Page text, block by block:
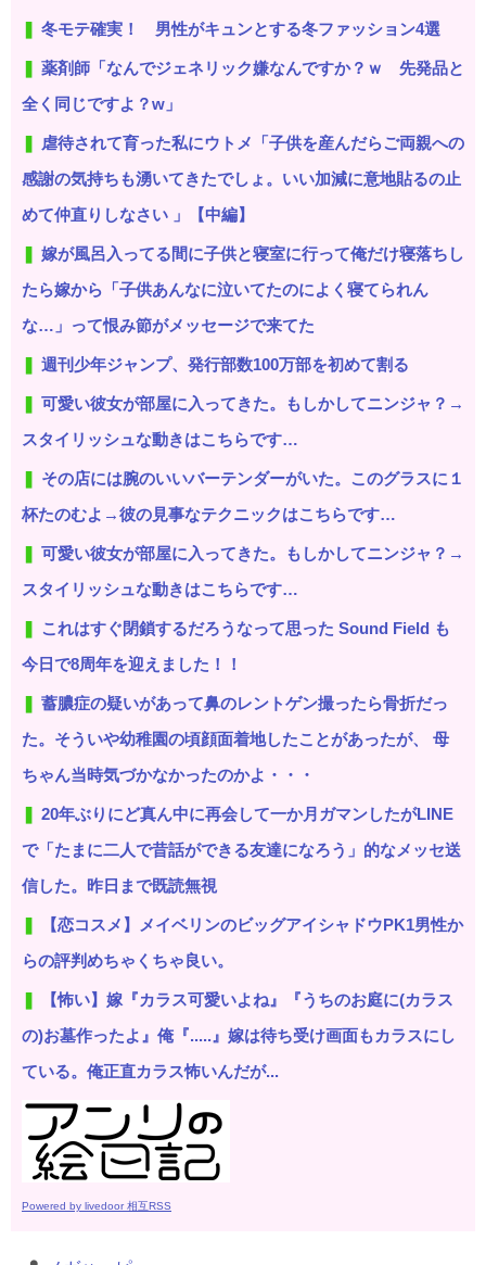
冬モテ確実！ 男性がキュンとする冬ファッション4選
薬剤師「なんでジェネリック嫌なんですか？ｗ 先発品と
全く同じですよ？w」
虐待されて育った私にウトメ「子供を産んだらご両親への
感謝の気持ちも湧いてきたでしょ。いい加減に意地貼るの止
めて仲直りしなさい 」【中編】
嫁が風呂入ってる間に子供と寝室に行って俺だけ寝落ちし
たら嫁から「子供あんなに泣いてたのによく寝てられん
な…」って恨み節がメッセージで来てた
週刊少年ジャンプ、発行部数100万部を初めて割る
可愛い彼女が部屋に入ってきた。もしかしてニンジャ？→
スタイリッシュな動きはこちらです…
その店には腕のいいバーテンダーがいた。このグラスに１
杯たのむよ→彼の見事なテクニックはこちらです…
可愛い彼女が部屋に入ってきた。もしかしてニンジャ？→
スタイリッシュな動きはこちらです…
これはすぐ閉鎖するだろうなって思った Sound Field も
今日で8周年を迎えました！！
蓄膿症の疑いがあって鼻のレントゲン撮ったら骨折だっ
た。そういや幼稚園の頃顔面着地したことがあったが、 母
ちゃん当時気づかなかったのかよ・・・
20年ぶりにど真ん中に再会して一か月ガマンしたがLINE
で「たまに二人で昔話ができる友達になろう」的なメッセ送
信した。昨日まで既読無視
【恋コスメ】メイベリンのビッグアイシャドウPK1男性か
らの評判めちゃくちゃ良い。
【怖い】嫁『カラス可愛いよね』『うちのお庭に(カラス
の)お墓作ったよ』俺『.....』嫁は待ち受け画面もカラスにし
ている。俺正直カラス怖いんだが...
Powered by livedoor 相互RSS